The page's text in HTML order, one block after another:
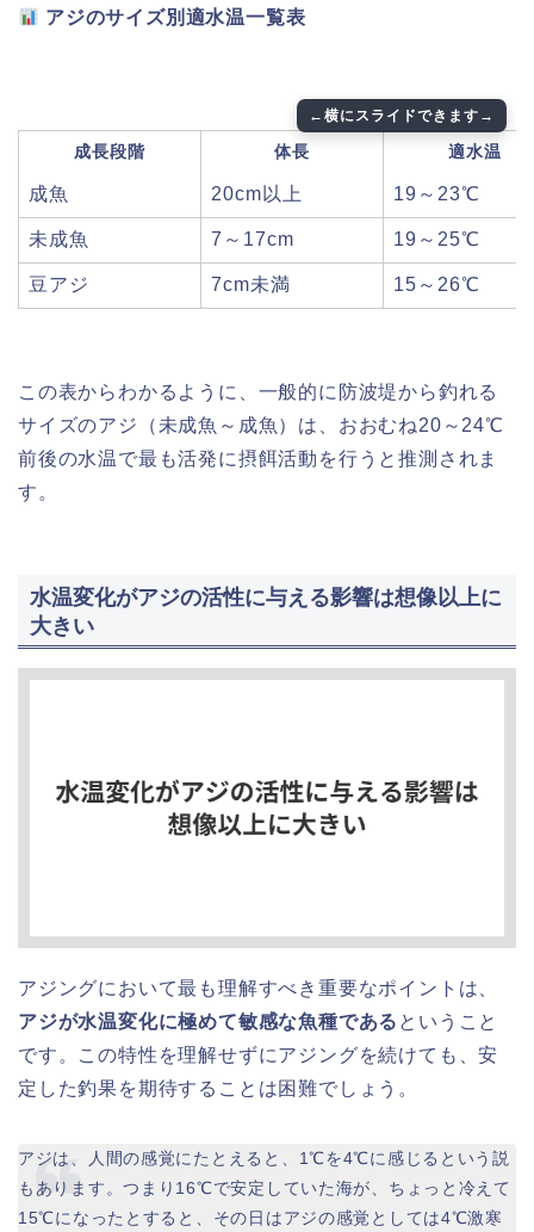
アジのサイズ別適水温一覧表
成長段階 体長 適水温
成魚 20cm以上 19～23℃
未成魚 7～17cm 19～25℃
豆アジ 7cm未満 15～26℃
この表からわかるように、一般的に防波堤から釣れる
サイズのアジ（未成魚～成魚）は、おおむね20～24℃
前後の水温で最も活発に摂餌活動を行うと推測されま
す。
水温変化がアジの活性に与える影響は想像以上に
大きい
アジングにおいて最も理解すべき重要なポイントは、
アジが水温変化に極めて敏感な魚種である ということ
です。この特性を理解せずにアジングを続けても、安
定した釣果を期待することは困難でしょう。
アジは、人間の感覚にたとえると、1℃を4℃に感じるという説
もあります。つまり16℃で安定していた海が、ちょっと冷えて
15℃になったとすると、その日はアジの感覚としては4℃激寒